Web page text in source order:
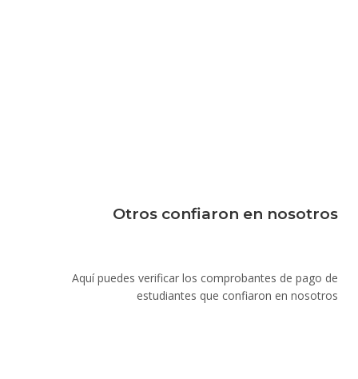
Otros confiaron en nosotros
Aquí puedes verificar los comprobantes de pago de
estudiantes que confiaron en nosotros